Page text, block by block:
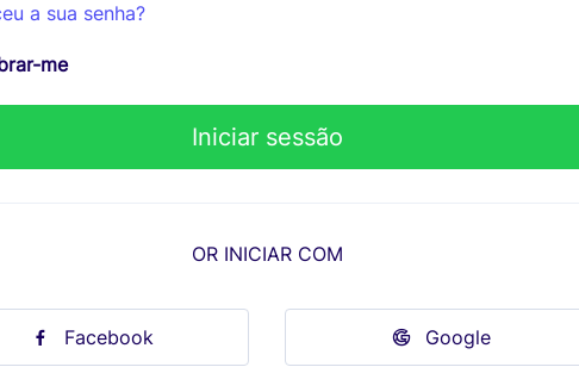
a sua senha?
me
OR INICIAR COM
Facebook Google